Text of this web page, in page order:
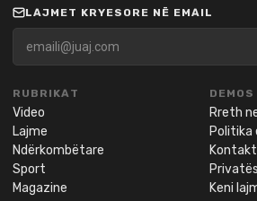
LAJMET KRYESORE NË EMAIL
RUBRIKAT
Video
Lajme
Ndërkombëtare
Sport
Magazine
DEMOS
Rreth
Politika
Kontakt
Keni